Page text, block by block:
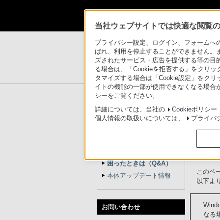
製品情報> 総合サポート > パーソナルコンピ
パーソナルコン
パーソナルコンピューター VAIO
困ったときは（Q&A）
本体アップデート情報
お問い合わせ
困っ
このペ
以下よ
なる
当社ウェブサイトでは快適な閲覧
プライバシー設定、ログイン、フォーム
ばれ、利用を停止することができません。
ズされたサービス・広告を提供する等の
る場合は、「Cookieを拒否する」をクリ
タマイズする場合は「Cookie設定」をク
イトの機能の一部が使用できなくなる場
シーをご覧ください。
詳細については、当社の Cookieポリシー
個人情報の取扱いについては、
プライバ